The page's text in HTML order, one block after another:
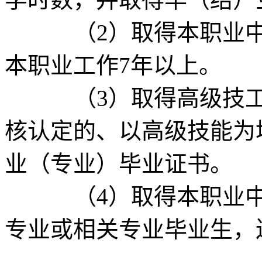
（2）取得本职业中
本职业工作7年以上。
（3）取得高级技工
核认定的、以高级技能
业（专业）毕业证书。
（4）取得本职业中
专业或相关专业毕业生